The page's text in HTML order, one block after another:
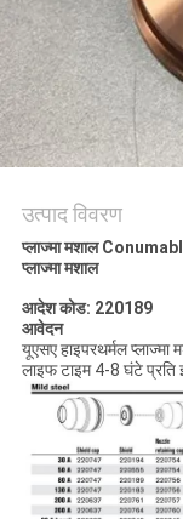
गोपनीयता
नीति
उत्पाद विवरण
प्लाज्मा मशाल
प्लाज्मा मशाल
आदेश कोड: 220189
आवेदन
यूएसए हाइपरथर्मल
लाइफ टाइम 4-8 घंटे प्रति